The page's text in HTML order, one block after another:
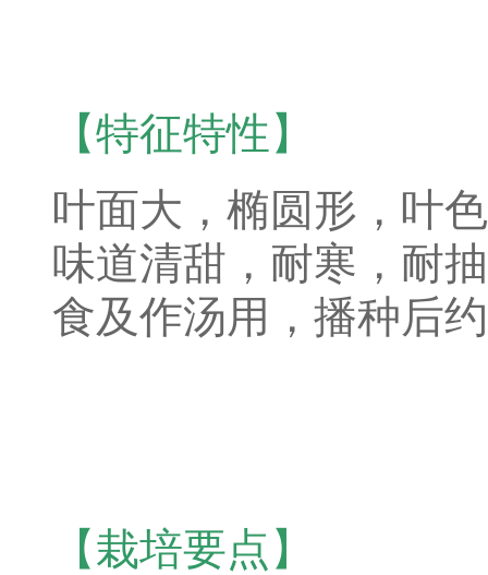
【特征特性】
叶面大，椭圆形，叶
味道清甜，耐寒，耐
食及作汤用，播种后
【栽培要点】